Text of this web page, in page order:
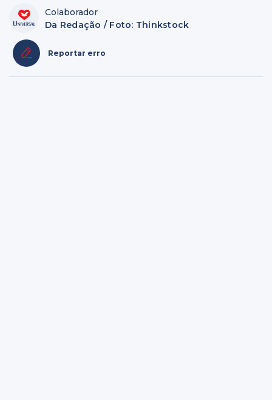
Colaborador
Da Redação / Foto: Thinkstock
Reportar erro